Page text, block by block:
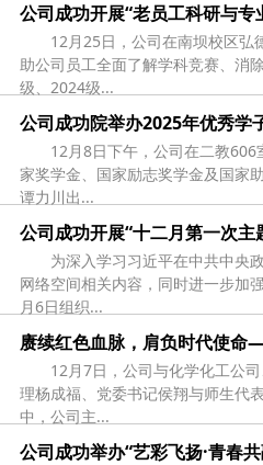
公司成功开展“老员工科研与
12月25日，公司在南坝校区弘
助公司员工全面了解学科竞赛、消
级、2024级...
公司成功院举办2025年优秀学
12月8日下午，公司在二教606
家奖学金、国家励志奖学金及国家
谭力川出...
公司成功开展“十二月第一次主
为深入学习习近平在中共中央
网络空间相关内容，同时进一步加
月6日组织...
赓续红色血脉，肩负时代使命
12月7日，公司与化学化工公
理杨成福、党委书记侯翔与师生代
中，公司主...
公司成功举办“艺彩飞扬·青春